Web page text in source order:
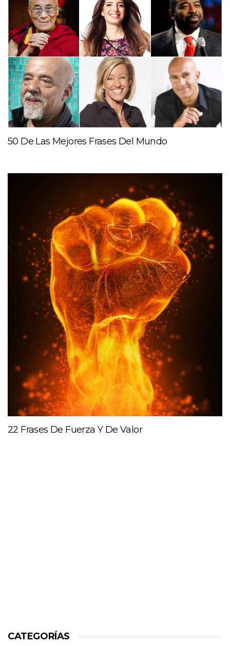
50 De Las Mejores Frases Del Mundo
22 Frases De Fuerza Y De Valor
CATEGORÍAS